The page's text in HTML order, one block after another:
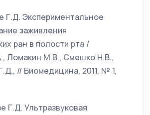
Г.Д. Экспериментальное
заживления
ран в полости рта /
Ломакин М.В., Смешко Н.В.,
// Биомедицина, 2011, № 1,
Г.Д. Ультразвуковая